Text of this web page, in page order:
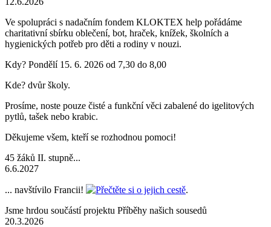
Ve spolupráci s nadačním fondem KLOKTEX help pořádáme
charitativní sbírku oblečení, bot, hraček, knížek, školních a
hygienických potřeb pro děti a rodiny v nouzi.
Kdy? Pondělí 15. 6. 2026 od 7,30 do 8,00
Kde? dvůr školy.
Prosíme, noste pouze čisté a funkční věci zabalené do igelitových
pytlů, tašek nebo krabic.
Děkujeme všem, kteří se rozhodnou pomoci!
45 žáků II. stupně...
6.6.2027
... navštívilo Francii! Přečtěte si o jejich cestě.
Jsme hrdou součástí projektu Příběhy našich sousedů
20.3.2026